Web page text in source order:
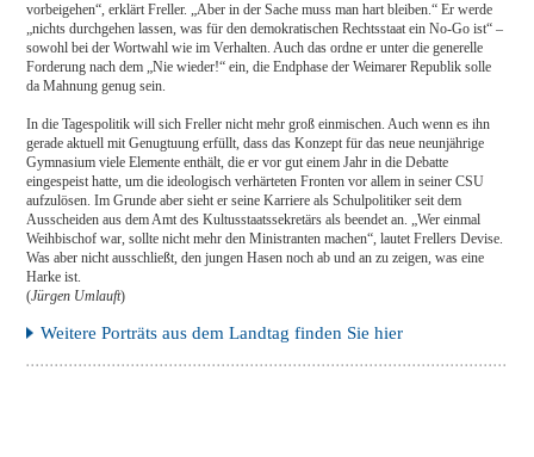
vorbeigehen“, erklärt Freller. „Aber in der Sache muss man hart bleiben.“ Er werde
„nichts durchgehen lassen, was für den demokratischen Rechtsstaat ein No-Go ist“ –
sowohl bei der Wortwahl wie im Verhalten. Auch das ordne er unter die generelle
Forderung nach dem „Nie wieder!“ ein, die Endphase der Weimarer Republik solle
da Mahnung genug sein.
In die Tagespolitik will sich Freller nicht mehr groß einmischen. Auch wenn es ihn
gerade aktuell mit Genugtuung erfüllt, dass das Konzept für das neue neunjährige
Gymnasium viele Elemente enthält, die er vor gut einem Jahr in die Debatte
eingespeist hatte, um die ideologisch verhärteten Fronten vor allem in seiner CSU
aufzulösen. Im Grunde aber sieht er seine Karriere als Schulpolitiker seit dem
Ausscheiden aus dem Amt des Kultusstaatssekretärs als beendet an. „Wer einmal
Weihbischof war, sollte nicht mehr den Ministranten machen“, lautet Frellers Devise.
Was aber nicht ausschließt, den jungen Hasen noch ab und an zu zeigen, was eine
Harke ist.
(Jürgen Umlauft)
Weitere Porträts aus dem Landtag finden Sie hier